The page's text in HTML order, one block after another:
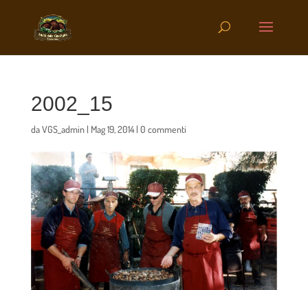
2002_15
daVGS_admin| Mag 19, 2014| 0 commenti